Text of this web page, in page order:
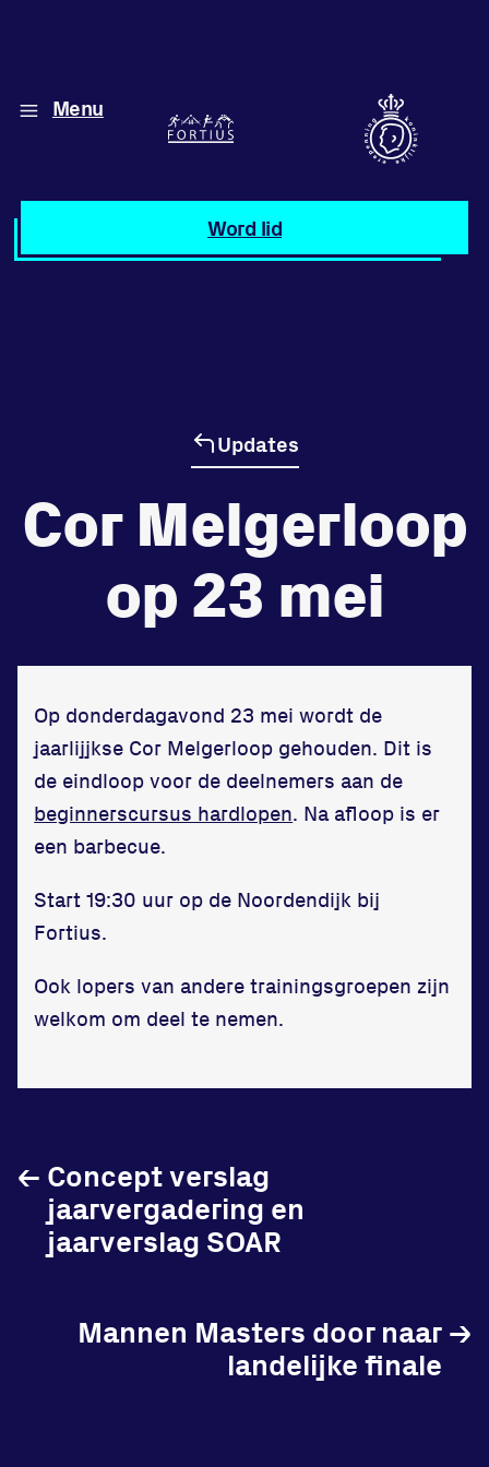
Menu
Word lid
Diverse disciplines
Atletiek
Beheersde
tegenstander
Worstelen
Prestaties op afstanden
zet je samen
Running
Zet een personal record
in onze gym
Updates
Atleten
Contact
Updates
Cor Melgerloop
op 23 mei
Op donderdagavond 23 mei wordt de
jaarlijjkse Cor Melgerloop gehouden. Dit is
de eindloop voor de deelnemers aan de
beginnerscursus hardlopen. Na afloop is er
een barbecue.
Start 19:30 uur op de Noordendijk bij
Fortius.
Ook lopers van andere trainingsgroepen zijn
welkom om deel te nemen.
Concept verslag
jaarvergadering en
jaarverslag SOAR
←
Mannen Masters door naar
landelijke finale
→